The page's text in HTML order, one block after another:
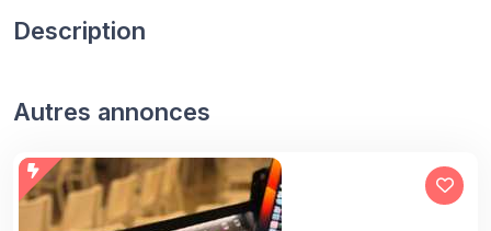
Description
Autres annonces